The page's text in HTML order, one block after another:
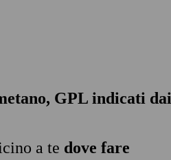
GPL indicati dai
a te dove fare